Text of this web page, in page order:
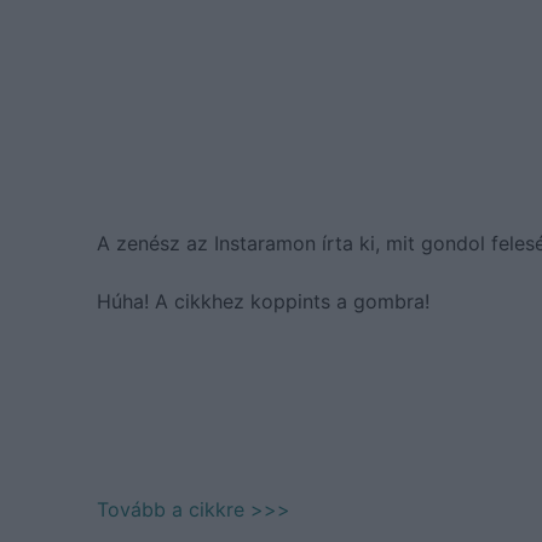
A zenész az Instaramon írta ki, mit gondol
Húha! A cikkhez koppints a gombra!
Tovább a cikkre >>>